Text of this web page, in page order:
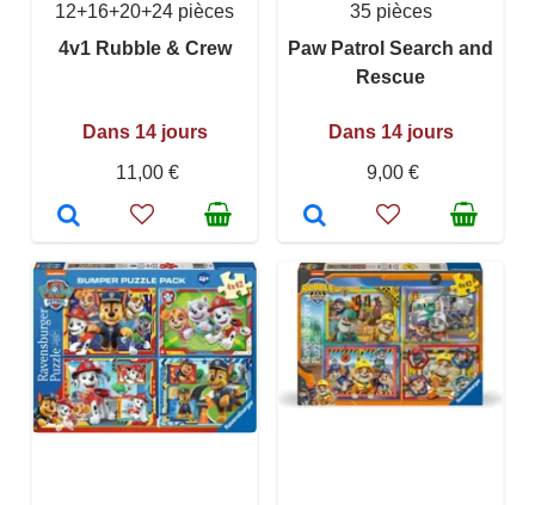
12+16+20+24 pièces
4v1 Rubble & Crew
Dans 14 jours
11,00 €
35 pièces
Paw Patrol Search and
Rescue
Dans 14 jours
9,00 €